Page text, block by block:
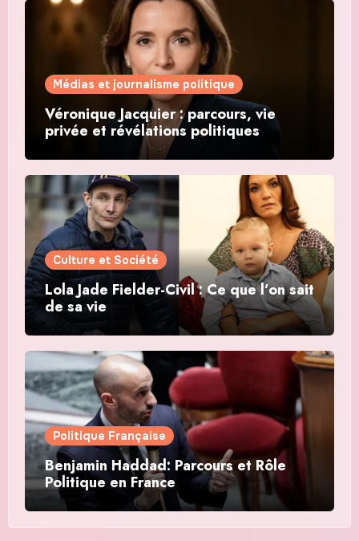
Médias et journalisme politique
Véronique Jacquier : parcours, vie
privée et révélations politiques
Culture et Société
Lola Jade Fielder-Civil : Ce que l’on sait
de sa vie
Politique Française
Benjamin Haddad: Parcours et Rôle
Politique en France